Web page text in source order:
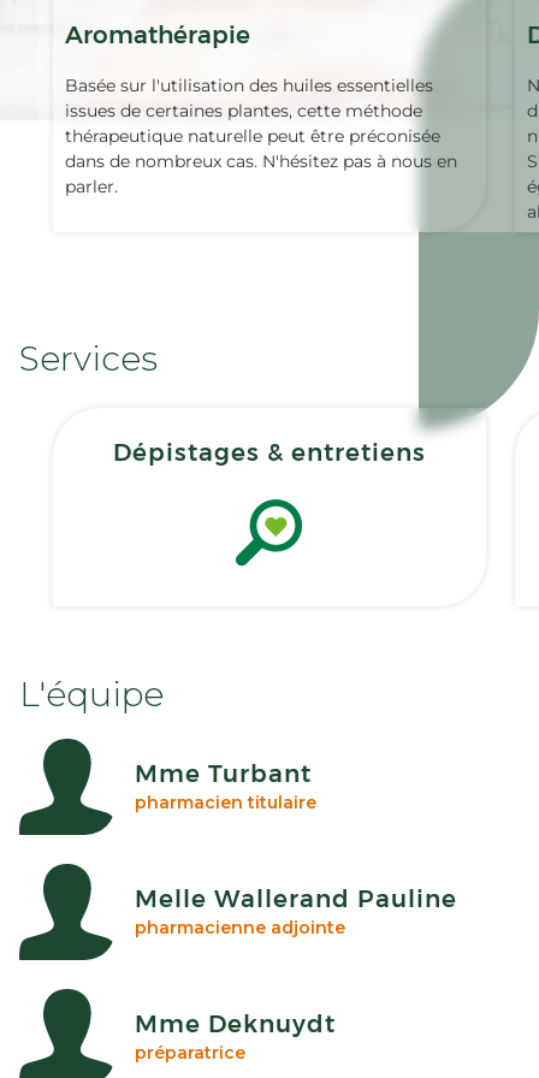
Aromathérapie
Basée sur l'utilisation des huiles essentielles
issues de certaines plantes, cette méthode
thérapeutique naturelle peut être préconisée
dans de nombreux cas. N'hésitez pas à nous en
parler.
Services
Dépistages & entretiens
L'équipe
Mme Turbant
pharmacien titulaire
Melle Wallerand Pauline
pharmacienne adjointe
Mme Deknuydt
préparatrice